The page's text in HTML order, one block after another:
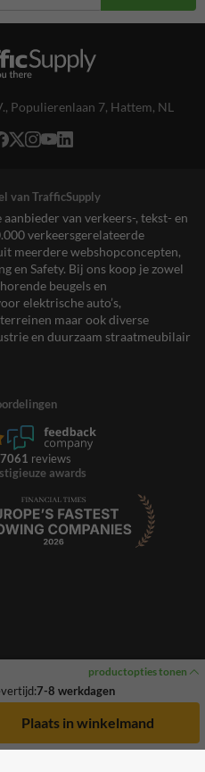
productopties tonen
7-8 werkdagen
Populierenlaan 7, Hattem, NL
van TrafficSupply
van verkeers-, tekst- en
verkeersgerelateerde
meerdere webshopconcepten,
en Safety. Bij ons koop je zowel
beugels en
elektrische auto’s,
maar ook diverse
en duurzaam straatmeubilair
7061 reviews
awards
rechten voorbehouden.